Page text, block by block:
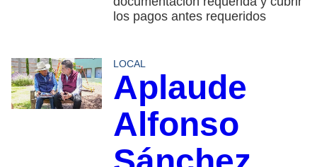
los pagos antes requeridos
LOCAL
Aplaude
Alfonso